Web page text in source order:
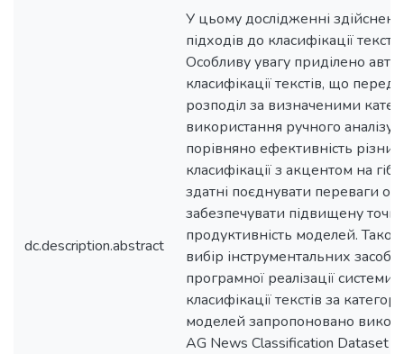
dc.description.abstract
У цьому дослідженні здійснено
підходів до класифікації
Особливу увагу приділено
класифікації текстів, що
розподіл за визначеними
використання ручного аналізу.
порівняно ефективність
класифікації з акцентом на
здатні поєднувати переваги
забезпечувати підвищену
продуктивність моделей.
вибір інструментальних
програмної реалізації системи
класифікації текстів за
моделей запропоновано
AG News Classification Dataset